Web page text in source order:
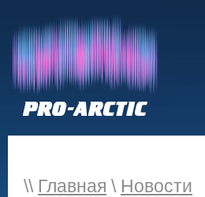
\\ Главная \ Новости